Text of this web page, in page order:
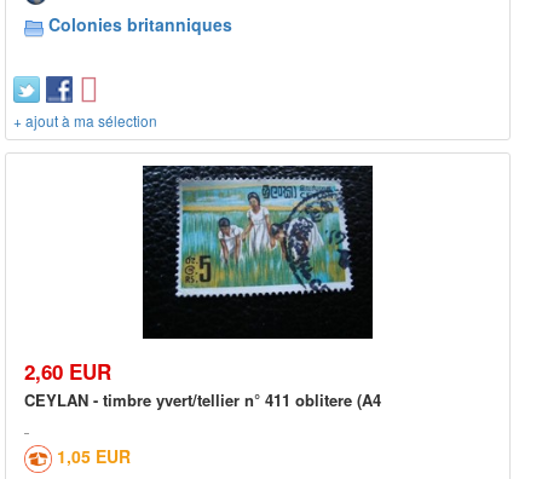
Colonies britanniques
+ ajout à ma sélection
2,60 EUR
CEYLAN - timbre yvert/tellier n° 411 oblitere (A4
1,05 EUR